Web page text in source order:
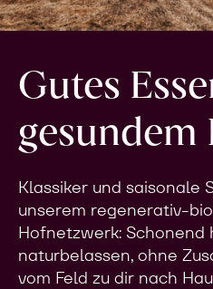
Gutes
gesundem
Klassiker und saisonale
unserem regenerativ-
Hofnetzwerk: Schonend
naturbelassen, ohne
vom Feld zu dir nach